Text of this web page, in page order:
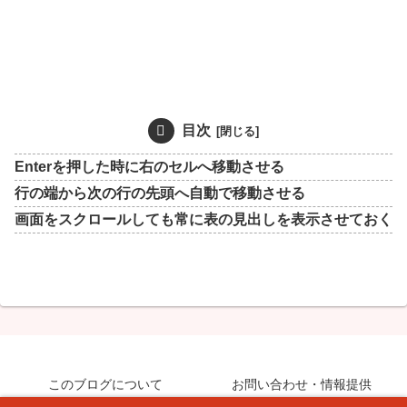
目次
Enterを押した時に右のセルへ移動させる
行の端から次の行の先頭へ自動で移動させる
画面をスクロールしても常に表の見出しを表示させておく
このブログについて お問い合わせ・情報提供